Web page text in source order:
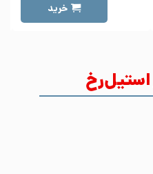
خرید
استیل‌رخ